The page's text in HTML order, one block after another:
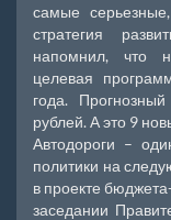
самые
стратегия
напомнил, что
целевая
года.
рублей. А это 9
Автодороги –
политики на
в проекте
заседании